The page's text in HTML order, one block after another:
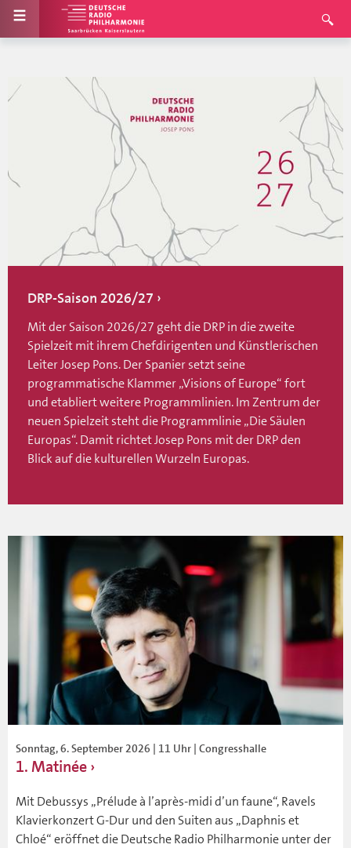
DRP-Saison 2026/27
Mit der Saison 2026/27 geht die DRP in die zweite
Spielzeit mit ihrem Chefdirigenten und Künstlerischen
Leiter Josep Pons. Der Spanier setzt seine
programmatische Klammer „Visions of Europe“ fort
und etabliert weitere Programmlinien. Im Zentrum der
neuen Spielzeit steht die Programmlinie „Die Säulen
Europas“. Damit richtet Josep Pons mit der DRP den
Blick auf die kulturellen Wurzeln Europas.
Sonntag, 6. September 2026 | 11 Uhr | Congresshalle
1. Matinée
Mit Debussys „Prélude à l’après-midi d’un faune“, Ravels
Klavierkonzert G-Dur und den Suiten aus „Daphnis et
Chloé“ eröffnet die Deutsche Radio Philharmonie unter der